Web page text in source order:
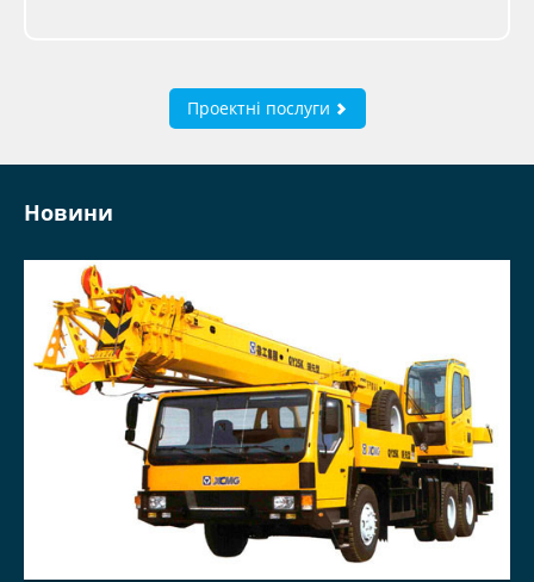
Проектні послуги
Новини